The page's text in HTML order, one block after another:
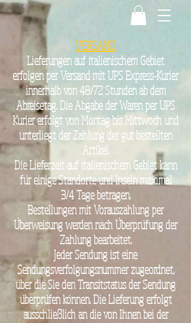
VERSAND
Lieferungen auf italienischem Gebiet
erfolgen per Versand mit UPS Express-Kurier
innerhalb von 48/72 Stunden ab dem
Abreisetag. Die Abgabe der Waren per UPS
Kurier erfolgt von Montag bis Mittwoch und
unterliegt der Zahlung der gut bestellten
Artikel.
Die Lieferzeit auf italienischem Gebiet kann
für einige Standorte und Inseln maximal
3/4 Tage betragen.
Bestellungen mit Vorauszahlung per
Überweisung werden nach Überprüfung der
Zahlung bearbeitet.
Jeder Sendung ist eine
Sendungsverfolgungsnummer zugeordnet,
über die Sie den Transitstatus der Sendung
überprüfen können. Die Lieferung erfolgt
ausschließlich an die von Ihnen bei der